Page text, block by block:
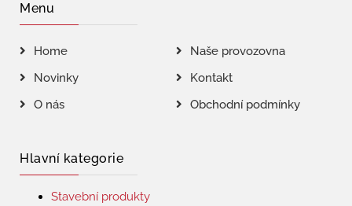
Menu
Home
Naše provozovna
Novinky
Kontakt
O nás
Obchodní podmínky
Hlavní kategorie
Stavební produkty